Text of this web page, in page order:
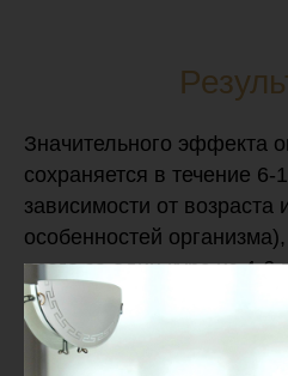
Значительного эффекта
сохраняется в течение 6-
зависимости от
особенностей
всего за один курс из 4-
проводят с интервалом в
В трихологии же